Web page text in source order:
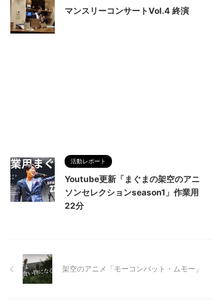
マンスリーコンサートVol.4 終演
活動レポート
Youtube更新「まぐまの架空のアニ
ソンセレクションseason1」作業用
22分
架空のアニメ「モーコンバット・ムモー」